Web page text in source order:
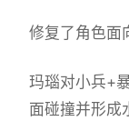
修复了角色面
玛瑙对小兵+
面碰撞并形成